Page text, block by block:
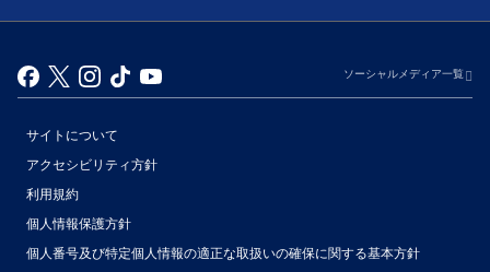
ソーシャルメディア一覧
サイトについて
アクセシビリティ方針
利用規約
個人情報保護方針
個人番号及び特定個人情報の適正な取扱いの確保に関する基本方針